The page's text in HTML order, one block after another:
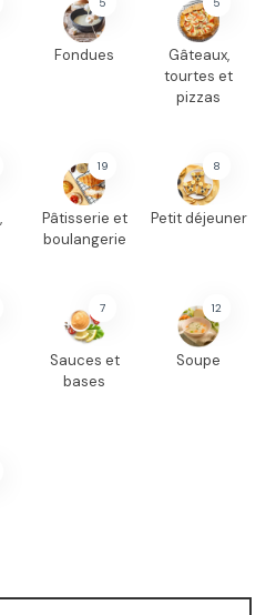
Fondues
Gâteaux,
tourtes et
pizzas
19
Pâtisserie et
boulangerie
8
Petit déjeuner
7
Sauces et
bases
12
Soupe